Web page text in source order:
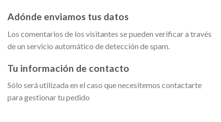
Adónde enviamos tus datos
Los comentarios de los visitantes se pueden verificar a través
de un servicio automático de detección de spam.
Tu información de contacto
Sólo será utilizada en el caso que necesitemos contactarte
para gestionar tu pedido